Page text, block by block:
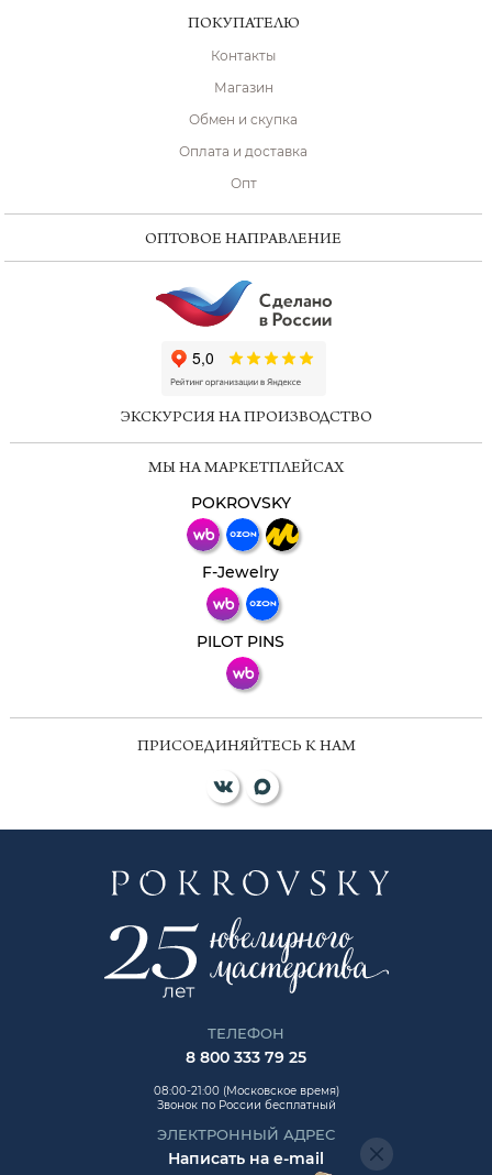
ПОКУПАТЕЛЮ
Контакты
Магазин
Обмен и скупка
Оплата и доставка
Опт
ОПТОВОЕ НАПРАВЛЕНИЕ
ЭКСКУРСИЯ НА ПРОИЗВОДСТВО
МЫ НА МАРКЕТПЛЕЙСАХ
POKROVSKY
F-Jewelry
PILOT PINS
ПРИСОЕДИНЯЙТЕСЬ К НАМ
ТЕЛЕФОН
8 800 333 79 25
08:00-21:00 (Московское время)
Звонок по России бесплатный
ЭЛЕКТРОННЫЙ АДРЕС
Написать на e-mail